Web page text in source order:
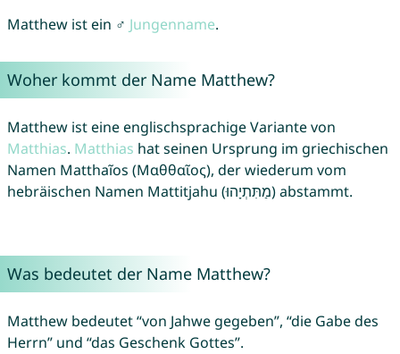
Matthew ist ein ♂ Jungenname.
Woher kommt der Name Matthew?
Matthew ist eine englischsprachige Variante von
Matthias. Matthias hat seinen Ursprung im griechischen
Namen Matthaĩos (Μαθθαῖος), der wiederum vom
hebräischen Namen Mattitjahu (מַתִּתְיָהוּ) abstammt.
Was bedeutet der Name Matthew?
Matthew bedeutet “von Jahwe gegeben”, “die Gabe des
Herrn” und “das Geschenk Gottes”.